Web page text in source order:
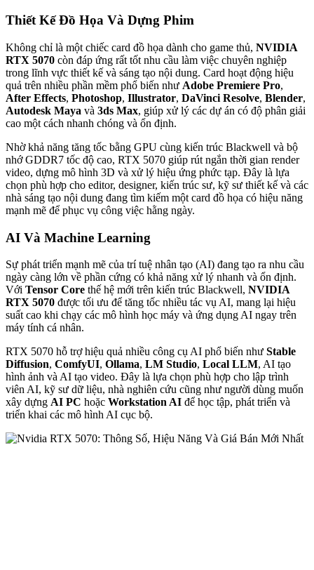
Thiết Kế Đồ Họa Và Dựng Phim
Không chỉ là một chiếc card đồ họa dành cho game thủ, NVIDIA
RTX 5070 còn đáp ứng rất tốt nhu cầu làm việc chuyên nghiệp
trong lĩnh vực thiết kế và sáng tạo nội dung. Card hoạt động hiệu
quả trên nhiều phần mềm phổ biến như Adobe Premiere Pro,
After Effects, Photoshop, Illustrator, DaVinci Resolve, Blender,
Autodesk Maya và 3ds Max, giúp xử lý các dự án có độ phân giải
cao một cách nhanh chóng và ổn định.
Nhờ khả năng tăng tốc bằng GPU cùng kiến trúc Blackwell và bộ
nhớ GDDR7 tốc độ cao, RTX 5070 giúp rút ngắn thời gian render
video, dựng mô hình 3D và xử lý hiệu ứng phức tạp. Đây là lựa
chọn phù hợp cho editor, designer, kiến trúc sư, kỹ sư thiết kế và các
nhà sáng tạo nội dung đang tìm kiếm một card đồ họa có hiệu năng
mạnh mẽ để phục vụ công việc hằng ngày.
AI Và Machine Learning
Sự phát triển mạnh mẽ của trí tuệ nhân tạo (AI) đang tạo ra nhu cầu
ngày càng lớn về phần cứng có khả năng xử lý nhanh và ổn định.
Với Tensor Core thế hệ mới trên kiến trúc Blackwell, NVIDIA
RTX 5070 được tối ưu để tăng tốc nhiều tác vụ AI, mang lại hiệu
suất cao khi chạy các mô hình học máy và ứng dụng AI ngay trên
máy tính cá nhân.
RTX 5070 hỗ trợ hiệu quả nhiều công cụ AI phổ biến như Stable
Diffusion, ComfyUI, Ollama, LM Studio, Local LLM, AI tạo
hình ảnh và AI tạo video. Đây là lựa chọn phù hợp cho lập trình
viên AI, kỹ sư dữ liệu, nhà nghiên cứu cũng như người dùng muốn
xây dựng AI PC hoặc Workstation AI để học tập, phát triển và
triển khai các mô hình AI cục bộ.